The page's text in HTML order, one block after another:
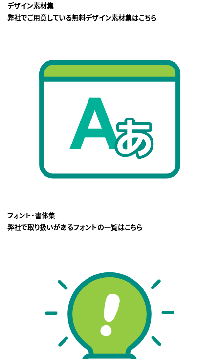
デザイン素材集
弊社でご用意している無料デザイン素材集はこちら
フォント・書体集
弊社で取り扱いがあるフォントの一覧はこちら